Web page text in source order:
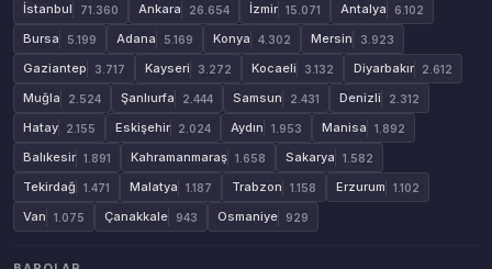
İstanbul
71.360 Ankara 26.654 İzmir 15.071 Antalya 6.102
Bursa 5.199 Adana 5.169 Konya 4.302 Mersin 3.923
Gaziantep 3.717 Kayseri 3.272 Kocaeli 3.132 Diyarbakır 2.612
Muğla 2.524 Şanlıurfa 2.444 Samsun 2.431 Denizli 2.312
Hatay 2.155 Eskişehir 2.024 Aydın 1.953 Manisa 1.892
Balıkesir 1.891 Kahramanmaraş 1.658 Sakarya 1.582
Tekirdağ 1.471 Malatya 1.187 Trabzon 1.158 Erzurum 1.102
Van 1.075 Çanakkale 943 Osmaniye 929